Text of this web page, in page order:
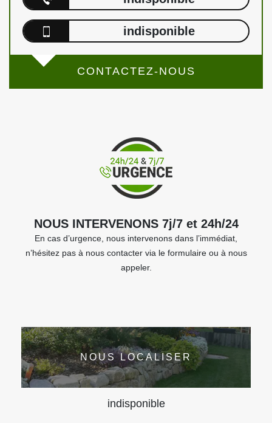
indisponible
CONTACTEZ-NOUS
NOUS INTERVENONS 7j/7 et 24h/24
En cas d’urgence, nous intervenons dans l’immédiat,
n’hésitez pas à nous contacter via le formulaire ou à nous
appeler.
NOUS LOCALISER
indisponible